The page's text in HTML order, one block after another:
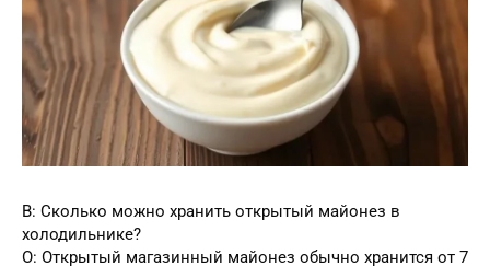
В: Сколько можно хранить открытый майонез в
холодильнике?
О: Открытый магазинный майонез обычно хранится от 7